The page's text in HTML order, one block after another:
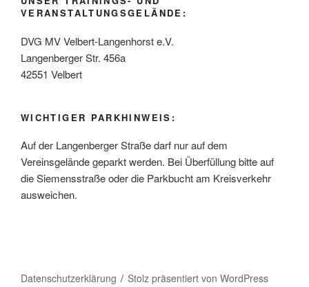
VERANSTALTUNGSGELÄNDE:
DVG MV Velbert-Langenhorst e.V.
Langenberger Str. 456a
42551 Velbert
WICHTIGER PARKHINWEIS:
Auf der Langenberger Straße darf nur auf dem
Vereinsgelände geparkt werden. Bei Überfüllung bitte auf
die Siemensstraße oder die Parkbucht am Kreisverkehr
ausweichen.
Datenschutzerklärung Stolz präsentiert von WordPress